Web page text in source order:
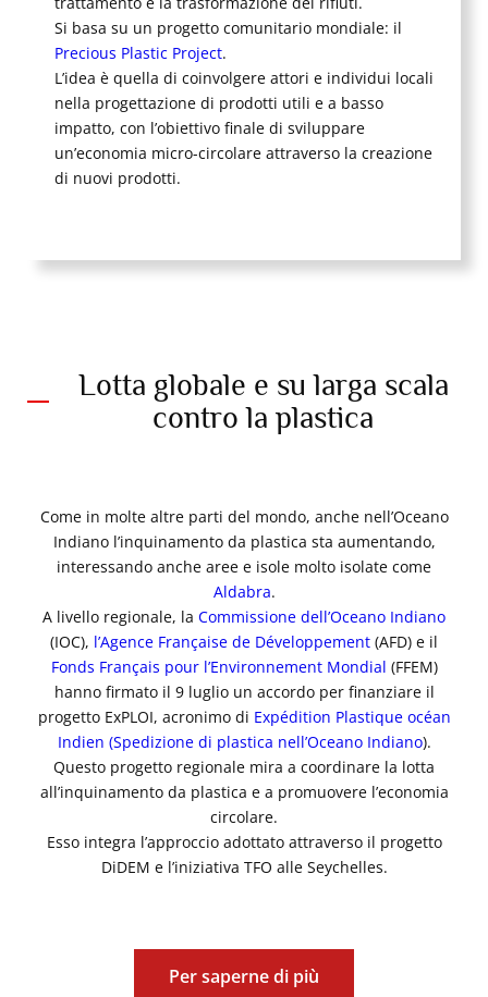
Si basa su un progetto comunitario mondiale: il
Precious Plastic Project.
L’idea è quella di coinvolgere attori e individui locali
nella progettazione di prodotti utili e a basso
impatto, con l’obiettivo finale di sviluppare
un’economia micro-circolare attraverso la creazione
di nuovi prodotti.
Lotta globale e su larga scala
contro la plastica
Come in molte altre parti del mondo, anche nell’Oceano
Indiano l’inquinamento da plastica sta aumentando,
interessando anche aree e isole molto isolate come
Aldabra.
A livello regionale, la Commissione dell’Oceano Indiano
(IOC), l’Agence Française de Développement (AFD) e il
Fonds Français pour l’Environnement Mondial (FFEM)
hanno firmato il 9 luglio un accordo per finanziare il
progetto ExPLOI, acronimo di Expédition Plastique océan
Indien (Spedizione di plastica nell’Oceano Indiano).
Questo progetto regionale mira a coordinare la lotta
all’inquinamento da plastica e a promuovere l’economia
circolare.
Esso integra l’approccio adottato attraverso il progetto
DiDEM e l’iniziativa TFO alle Seychelles.
Per saperne di più